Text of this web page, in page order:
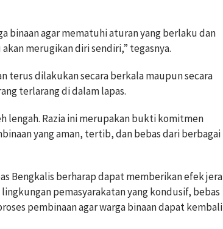
binaan agar mematuhi aturan yang berlaku dan
merugikan diri sendiri,” tegasnya.
terus dilakukan secara berkala maupun secara
terlarang di dalam lapas.
lengah. Razia ini merupakan bukti komitmen
yang aman, tertib, dan bebas dari berbagai
Bengkalis berharap dapat memberikan efek jera
pemasyarakatan yang kondusif, bebas
pembinaan agar warga binaan dapat kembali